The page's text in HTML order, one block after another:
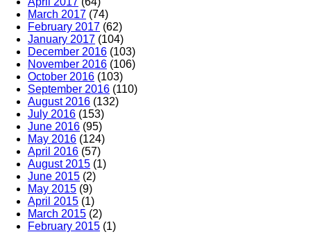
March 2017 (74)
February 2017 (62)
January 2017 (104)
December 2016 (103)
November 2016 (106)
October 2016 (103)
September 2016 (110)
August 2016 (132)
July 2016 (153)
June 2016 (95)
May 2016 (124)
April 2016 (57)
August 2015 (1)
June 2015 (2)
May 2015 (9)
April 2015 (1)
March 2015 (2)
February 2015 (1)